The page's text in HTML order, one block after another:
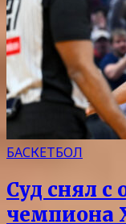
БАСКЕТБОЛ
Суд снял
чемпиона